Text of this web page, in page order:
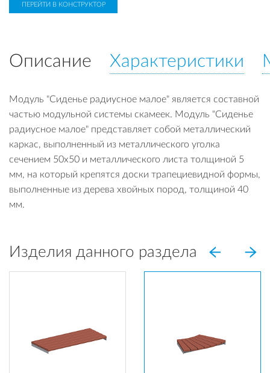
ПЕРЕЙТИ В КОНСТРУКТОР
Описание Характеристики
Модуль "Сиденье радиусное малое" является составной
частью модульной системы скамеек. Модуль "Сиденье
радиусное малое" представляет собой металлический
каркас, выполненный из металлического уголка
сечением 50х50 и металлического листа толщиной 5
мм, на который крепятся доски трапециевидной формы,
выполненные из дерева хвойных пород, толщиной 40
мм.
Изделия данного раздела